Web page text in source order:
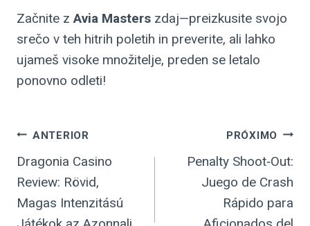
Začnite zAvia Masters zdaj—preizkusite svojo
srečo v teh hitrih poletih in preverite, ali lahko
ujameš visoke množitelje, preden se letalo
ponovno odleti!
ANTERIOR
Dragonia Casino
Review: Rövid,
Magas Intenzitású
PRÓXIMO
Penalty Shoot‑Out:
Juego de Crash
Rápido para